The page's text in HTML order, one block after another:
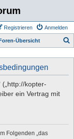
Anmelden
Registrieren
Übersicht
kopter-
ein Vertrag mit
Folgenden „das